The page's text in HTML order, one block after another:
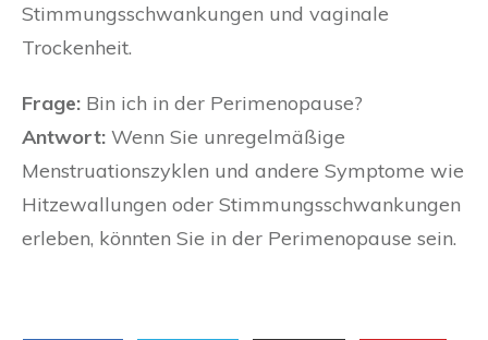
Stimmungsschwankungen und vaginale
Trockenheit.
Frage: Bin ich in der Perimenopause?
Antwort: Wenn Sie unregelmäßige
Menstruationszyklen und andere Symptome wie
Hitzewallungen oder Stimmungsschwankungen
erleben, könnten Sie in der Perimenopause sein.